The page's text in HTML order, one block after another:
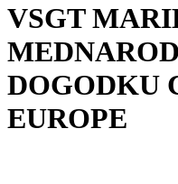
VSGT
DOGODKU
EUROPE